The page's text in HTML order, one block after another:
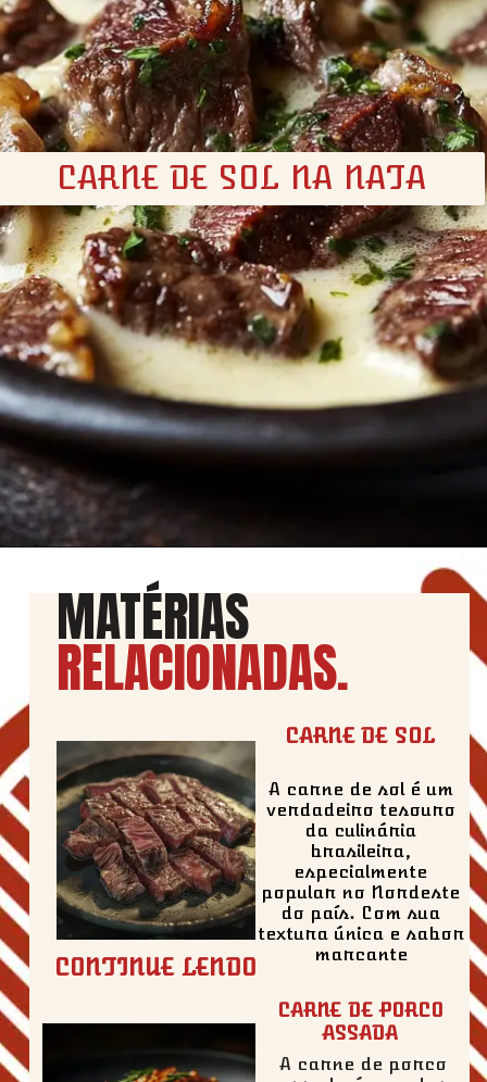
CARNE DE SOL NA NATA
https://churrasco.coz.br/carne-de-sol-na-nata/
MATÉRIAS
RELACIONADAS.
CARNE DE SOL
A carne de sol é um
verdadeiro tesouro
da culinária
brasileira,
especialmente
popular no Nordeste
do país. Com sua
textura única e sabor
marcante
CONTINUE LENDO
CARNE DE PORCO
ASSADA
A carne de porco